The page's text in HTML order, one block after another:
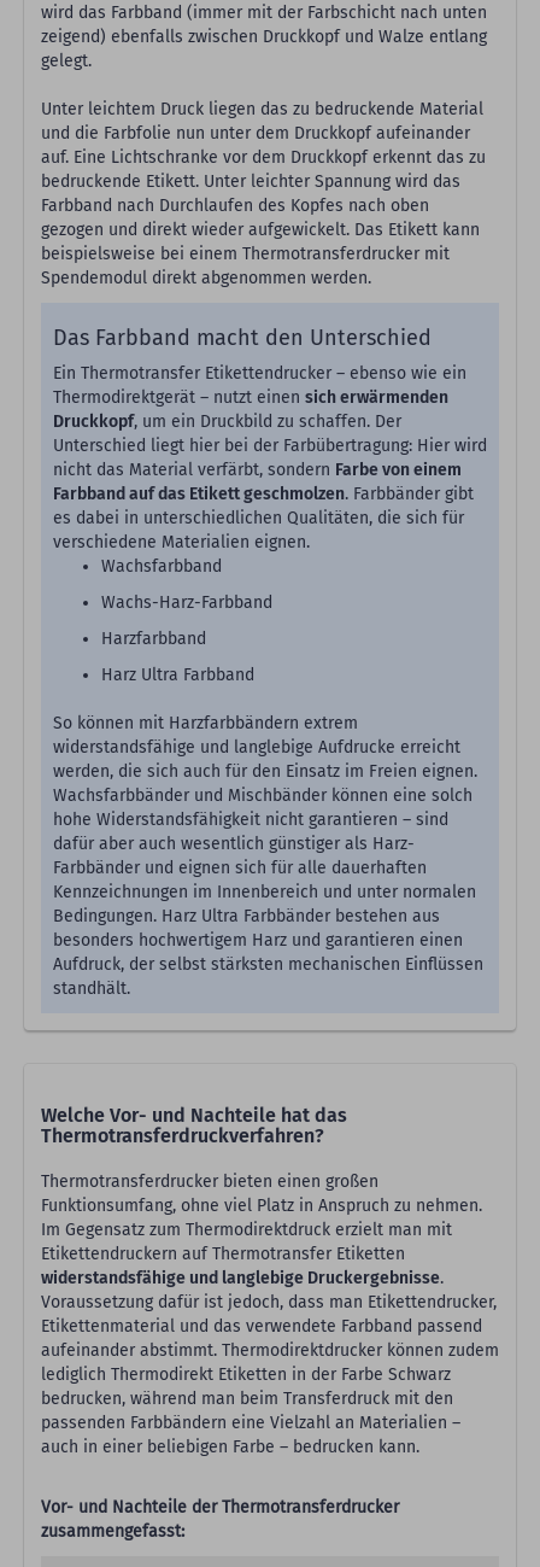
wird das Farbband (immer mit der Farbschicht nach unten
zeigend) ebenfalls zwischen Druckkopf und Walze entlang
gelegt.
Unter leichtem Druck liegen das zu bedruckende Material
und die Farbfolie nun unter dem Druckkopf aufeinander
auf. Eine Lichtschranke vor dem Druckkopf erkennt das zu
bedruckende Etikett. Unter leichter Spannung wird das
Farbband nach Durchlaufen des Kopfes nach oben
gezogen und direkt wieder aufgewickelt. Das Etikett kann
beispielsweise bei einem Thermotransferdrucker mit
Spendemodul direkt abgenommen werden.
Das Farbband macht den Unterschied
Ein Thermotransfer Etikettendrucker – ebenso wie ein
Thermodirektgerät – nutzt einen sich erwärmenden
Druckkopf, um ein Druckbild zu schaffen. Der
Unterschied liegt hier bei der Farbübertragung: Hier wird
nicht das Material verfärbt, sondern Farbe von einem
Farbband auf das Etikett geschmolzen. Farbbänder gibt
es dabei in unterschiedlichen Qualitäten, die sich für
verschiedene Materialien eignen.
Wachsfarbband
Wachs-Harz-Farbband
Harzfarbband
Harz Ultra Farbband
So können mit Harzfarbbändern extrem
widerstandsfähige und langlebige Aufdrucke erreicht
werden, die sich auch für den Einsatz im Freien eignen.
Wachsfarbbänder und Mischbänder können eine solch
hohe Widerstandsfähigkeit nicht garantieren – sind
dafür aber auch wesentlich günstiger als Harz-
Farbbänder und eignen sich für alle dauerhaften
Kennzeichnungen im Innenbereich und unter normalen
Bedingungen. Harz Ultra Farbbänder bestehen aus
besonders hochwertigem Harz und garantieren einen
Aufdruck, der selbst stärksten mechanischen Einflüssen
standhält.
Welche Vor- und Nachteile hat das
Thermotransferdruckverfahren?
Thermotransferdrucker bieten einen großen
Funktionsumfang, ohne viel Platz in Anspruch zu nehmen.
Im Gegensatz zum Thermodirektdruck erzielt man mit
Etikettendruckern auf Thermotransfer Etiketten
widerstandsfähige und langlebige Druckergebnisse.
Voraussetzung dafür ist jedoch, dass man Etikettendrucker,
Etikettenmaterial und das verwendete Farbband passend
aufeinander abstimmt. Thermodirektdrucker können zudem
lediglich Thermodirekt Etiketten in der Farbe Schwarz
bedrucken, während man beim Transferdruck mit den
passenden Farbbändern eine Vielzahl an Materialien –
auch in einer beliebigen Farbe – bedrucken kann.
Vor- und Nachteile der Thermotransferdrucker
zusammengefasst: